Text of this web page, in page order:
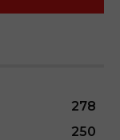
278
250